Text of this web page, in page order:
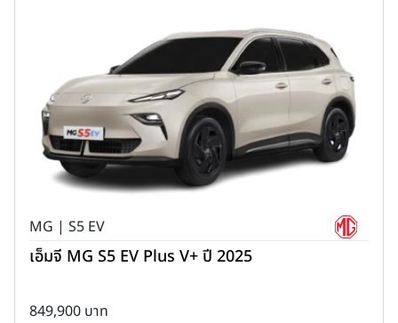
MG | S5 EV
เอ็มจี MG S5 EV Plus V+ ปี 2025
849,900 บาท